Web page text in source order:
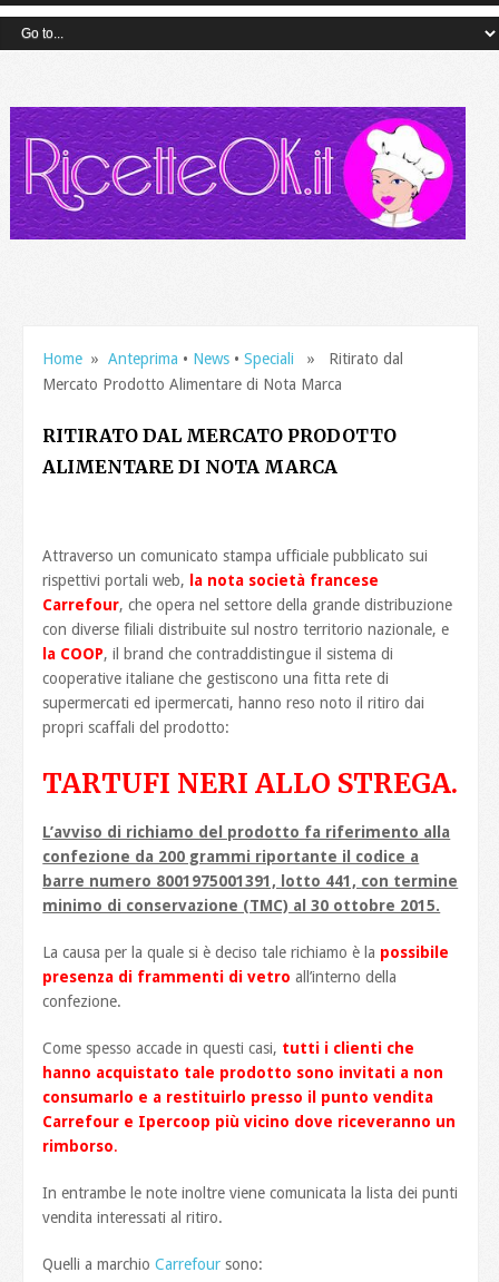
Home »Anteprima • News •Speciali » Ritirato dal
Mercato Prodotto Alimentare di Nota Marca
RITIRATO DAL MERCATO PRODOTTO
ALIMENTARE DI NOTA MARCA
Attraverso un comunicato stampa ufficiale pubblicato sui
rispettivi portali web,
la nota società francese
Carrefour, che opera nel settore della grande distribuzione
con diverse filiali distribuite sul nostro territorio nazionale, e
la COOP, il brand che contraddistingue il sistema di
cooperative italiane che gestiscono una fitta rete di
supermercati ed ipermercati, hanno reso noto il ritiro dai
propri scaffali del prodotto:
TARTUFI NERI ALLO STREGA.
L’avviso di richiamo del prodotto fa riferimento alla
confezione da 200 grammi riportante il codice a
barre numero 8001975001391, lotto 441, con termine
minimo di conservazione (TMC) al 30 ottobre 2015.
La causa per la quale si è deciso tale richiamo è la possibile
presenza di frammenti di vetro all’interno della
confezione.
Come spesso accade in questi casi, tutti i clienti che
hanno acquistato tale prodotto sono invitati a non
consumarlo e a restituirlo presso il punto vendita
Carrefour e Ipercoop più vicino dove riceveranno un
rimborso.
In entrambe le note inoltre viene comunicata la lista dei punti
vendita interessati al ritiro.
Quelli a marchioCarrefour sono: